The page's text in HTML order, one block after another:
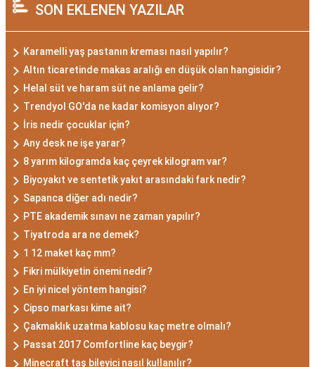
SON EKLENEN YAZILAR
Karamelli yaş pastanın kreması nasıl yapılır?
Altın ticaretinde makas aralığı en düşük olan hangisidir?
Helal süt ve haram süt ne anlama gelir?
Trendyol GO'da ne kadar komisyon alıyor?
İris nedir çocuklar için?
Any desk ne işe yarar?
8 yarım kilogramda kaç çeyrek kilogram var?
Biyoyakıt ve sentetik yakıt arasındaki fark nedir?
Sapanca diğer adı nedir?
PTE akademik sınavı ne zaman yapılır?
Tiyatroda ara ne demek?
1 12 maket kaç mm?
Fikri mülkiyetin önemi nedir?
En iyi nicel yöntem hangisi?
Cipso markası kime ait?
Çakmaklık uzatma kablosu kaç metre olmalı?
Passat 2017 Comfortline kaç beygir?
Minecraft taş bileyici nasıl kullanılır?